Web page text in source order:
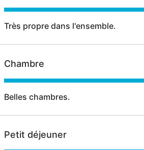
Très propre dans l'ensemble.
Chambre
Belles chambres.
Petit déjeuner